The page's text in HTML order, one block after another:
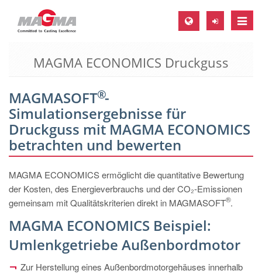
Toggle
MAGMA Europa, Deutschland
EN
CS
MAGMA Nordamerika, USA
ES
MAGMA Asien-Pazifik, Singapur
EN
MAGMA Südamerika, Brasilien
PT
MAGMA ECONOMICS Druckguss
MAGMASOFT
®-
Simulationsergebnisse für
Druckguss mit MAGMA ECONOMICS
betrachten und bewerten
MAGMA ECONOMICS ermöglicht die quantitative Bewertung
der Kosten, des Energieverbrauchs und der CO₂-Emissionen
gemeinsam mit Qualitätskriterien direkt in MAGMASOFT
®.
MAGMA ECONOMICS Beispiel:
Umlenkgetriebe Außenbordmotor
Zur Herstellung eines Außenbordmotorgehäuses innerhalb